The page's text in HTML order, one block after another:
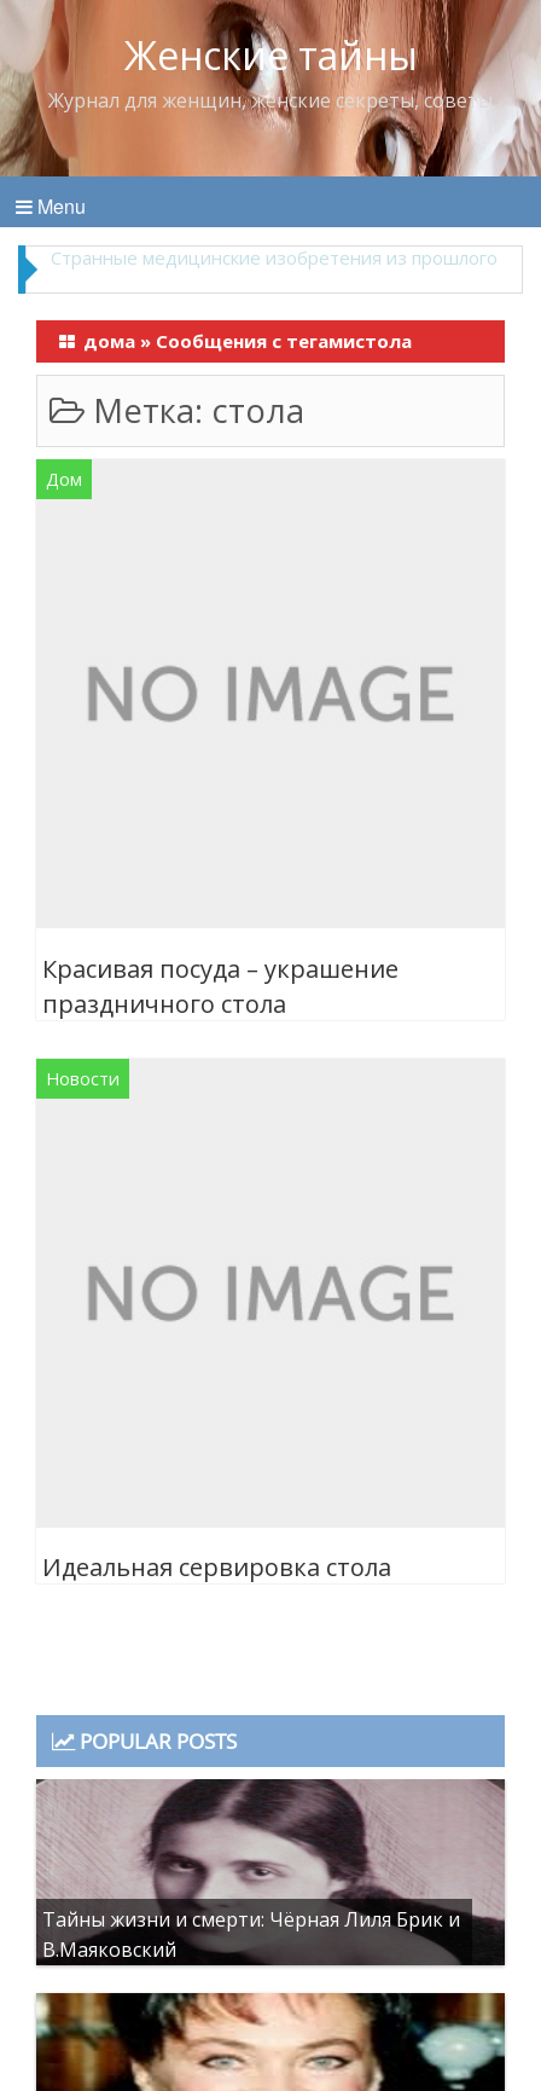
Женские тайны
Журнал для женщин, женские секреты, советы
Menu
Что пить в жару
дома » Сообщения с тегамистола
Метка: стола
Дом
Красивая посуда – украшение
праздничного стола
Новости
Идеальная сервировка стола
POPULAR POSTS
Тайны жизни и смерти: Чёрная Лиля Брик и
В.Маяковский